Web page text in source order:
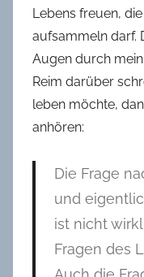
Lebens freuen,
aufsammeln darf.
Augen durch
Reim darüber
leben möchte,
anhören:
Die Frage
und
ist nicht
Fragen des